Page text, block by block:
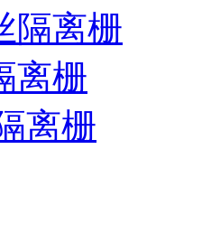
隔离栅
离栅
离栅